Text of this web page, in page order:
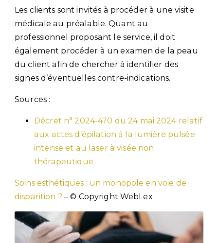
Les clients sont invités à procéder à une visite
médicale au préalable. Quant au
professionnel proposant le service, il doit
également procéder à un examen de la peau
du client afin de chercher à identifier des
signes d’éventuelles contre-indications.
Sources :
Décret n° 2024-470 du 24 mai 2024 relatif
aux actes d’épilation à la lumière pulsée
intense et au laser à visée non
thérapeutique
Soins esthétiques : un monopole en voie de
disparition ? – © Copyright WebLex